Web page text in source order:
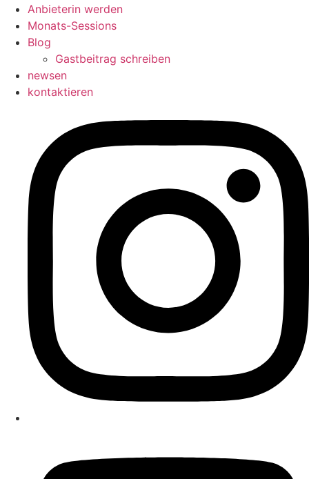
Anbieterin werden
Monats-Sessions
Blog
Gastbeitrag schreiben
newsen
kontaktieren